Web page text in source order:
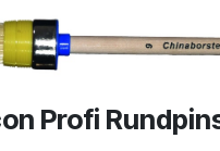
Profi